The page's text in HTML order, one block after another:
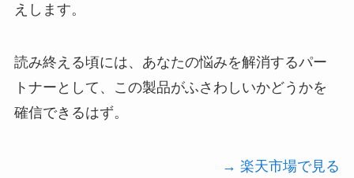
えします。
読み終える頃には、あなたの悩みを解消するパー
トナーとして、この製品がふさわしいかどうかを
確信できるはず。
→ 楽天市場で見る